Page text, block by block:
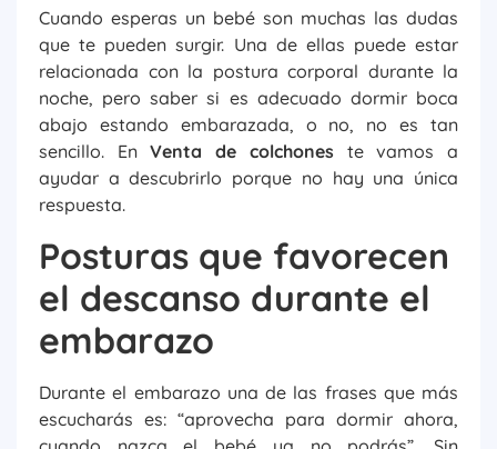
Cuando esperas un bebé son muchas las dudas
que te pueden surgir. Una de ellas puede estar
relacionada con la postura corporal durante la
noche, pero saber si es adecuado dormir boca
abajo estando embarazada, o no, no es tan
sencillo. EnVenta de colchoneste vamos a
ayudar a descubrirlo porque no hay una única
respuesta.
Posturas que favorecen
el descanso durante el
embarazo
Durante el embarazo una de las frases que más
escucharás es: “aprovecha para dormir ahora,